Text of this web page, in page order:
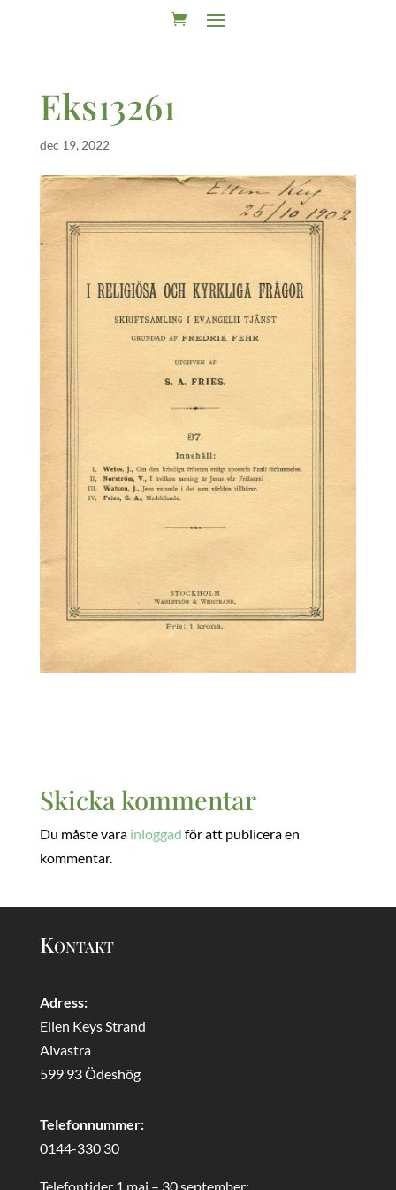
Eks13261
dec 19, 2022
Skicka kommentar
Du måste vara inloggad för att publicera en
kommentar.
Kontakt
Adress:
Ellen Keys Strand
Alvastra
599 93 Ödeshög
Telefonnummer:
0144-330 30
Telefontider 1 maj – 30 september: